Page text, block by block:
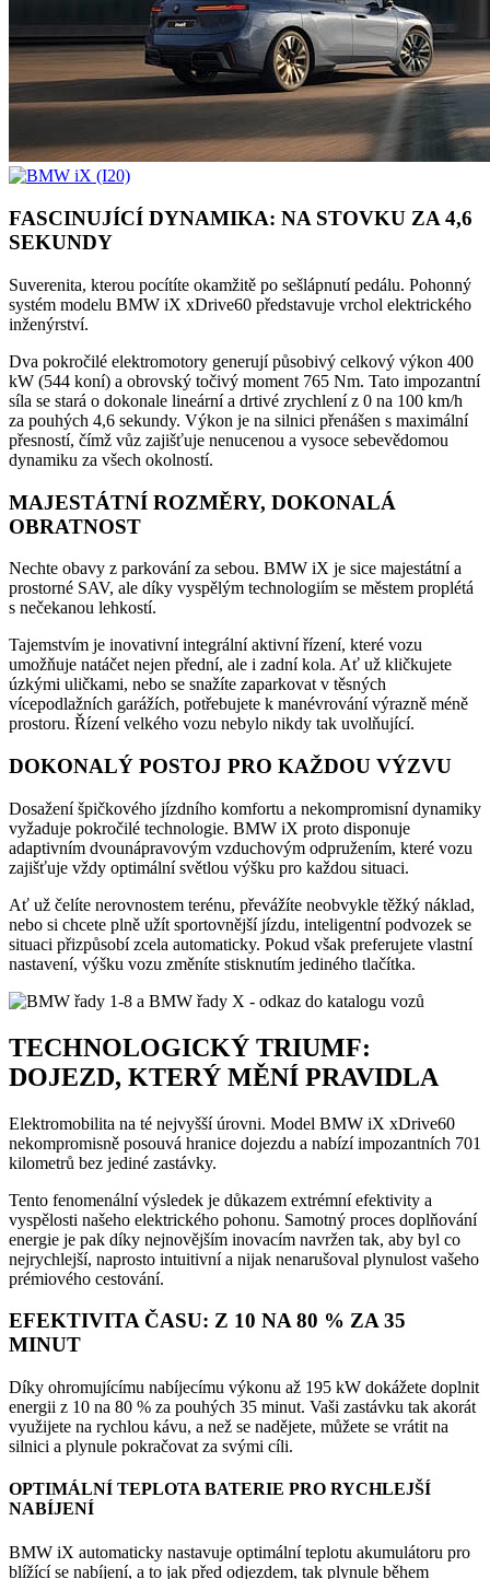
FASCINUJÍCÍ DYNAMIKA: NA STOVKU ZA 4,6
SEKUNDY
Suverenita, kterou pocítíte okamžitě po sešlápnutí pedálu. Pohonný
systém modelu BMW iX xDrive60 představuje vrchol elektrického
inženýrství.
Dva pokročilé elektromotory generují působivý celkový výkon 400
kW (544 koní) a obrovský točivý moment 765 Nm. Tato impozantní
síla se stará o dokonale lineární a drtivé zrychlení z 0 na 100 km/h
za pouhých 4,6 sekundy. Výkon je na silnici přenášen s maximální
přesností, čímž vůz zajišťuje nenucenou a vysoce sebevědomou
dynamiku za všech okolností.
MAJESTÁTNÍ ROZMĚRY, DOKONALÁ
OBRATNOST
Nechte obavy z parkování za sebou. BMW iX je sice majestátní a
prostorné SAV, ale díky vyspělým technologiím se městem proplétá
s nečekanou lehkostí.
Tajemstvím je inovativní integrální aktivní řízení, které vozu
umožňuje natáčet nejen přední, ale i zadní kola. Ať už kličkujete
úzkými uličkami, nebo se snažíte zaparkovat v těsných
vícepodlažních garážích, potřebujete k manévrování výrazně méně
prostoru. Řízení velkého vozu nebylo nikdy tak uvolňující.
DOKONALÝ POSTOJ PRO KAŽDOU VÝZVU
Dosažení špičkového jízdního komfortu a nekompromisní dynamiky
vyžaduje pokročilé technologie. BMW iX proto disponuje
adaptivním dvounápravovým vzduchovým odpružením, které vozu
zajišťuje vždy optimální světlou výšku pro každou situaci.
Ať už čelíte nerovnostem terénu, převážíte neobvykle těžký náklad,
nebo si chcete plně užít sportovnější jízdu, inteligentní podvozek se
situaci přizpůsobí zcela automaticky. Pokud však preferujete vlastní
nastavení, výšku vozu změníte stisknutím jediného tlačítka.
TECHNOLOGICKÝ TRIUMF:
DOJEZD, KTERÝ MĚNÍ PRAVIDLA
Elektromobilita na té nejvyšší úrovni. Model BMW iX xDrive60
nekompromisně posouvá hranice dojezdu a nabízí impozantních 701
kilometrů bez jediné zastávky.
Tento fenomenální výsledek je důkazem extrémní efektivity a
vyspělosti našeho elektrického pohonu. Samotný proces doplňování
energie je pak díky nejnovějším inovacím navržen tak, aby byl co
nejrychlejší, naprosto intuitivní a nijak nenarušoval plynulost vašeho
prémiového cestování.
EFEKTIVITA ČASU: Z 10 NA 80 % ZA 35
MINUT
Díky ohromujícímu nabíjecímu výkonu až 195 kW dokážete doplnit
energii z 10 na 80 % za pouhých 35 minut. Vaši zastávku tak akorát
využijete na rychlou kávu, a než se nadějete, můžete se vrátit na
silnici a plynule pokračovat za svými cíli.
OPTIMÁLNÍ TEPLOTA BATERIE PRO RYCHLEJŠÍ
NABÍJENÍ
BMW iX automaticky nastavuje optimální teplotu akumulátoru pro
blížící se nabíjení, a to jak před odjezdem, tak plynule během